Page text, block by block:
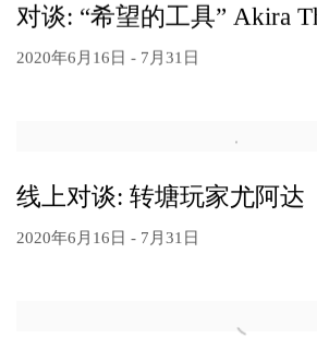
对谈: “希望的工具” Akira
2020年6月16日 - 7月31日
线上对谈: 转塘玩家尤阿达
2020年6月16日 - 7月31日